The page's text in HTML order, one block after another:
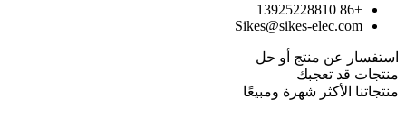
+86 13925228810
Sikes@sikes-elec.com
استفسار عن منتج أو حل
منتجات قد تعجبك
منتجاتنا الأكثر شهرة ومبيعًا